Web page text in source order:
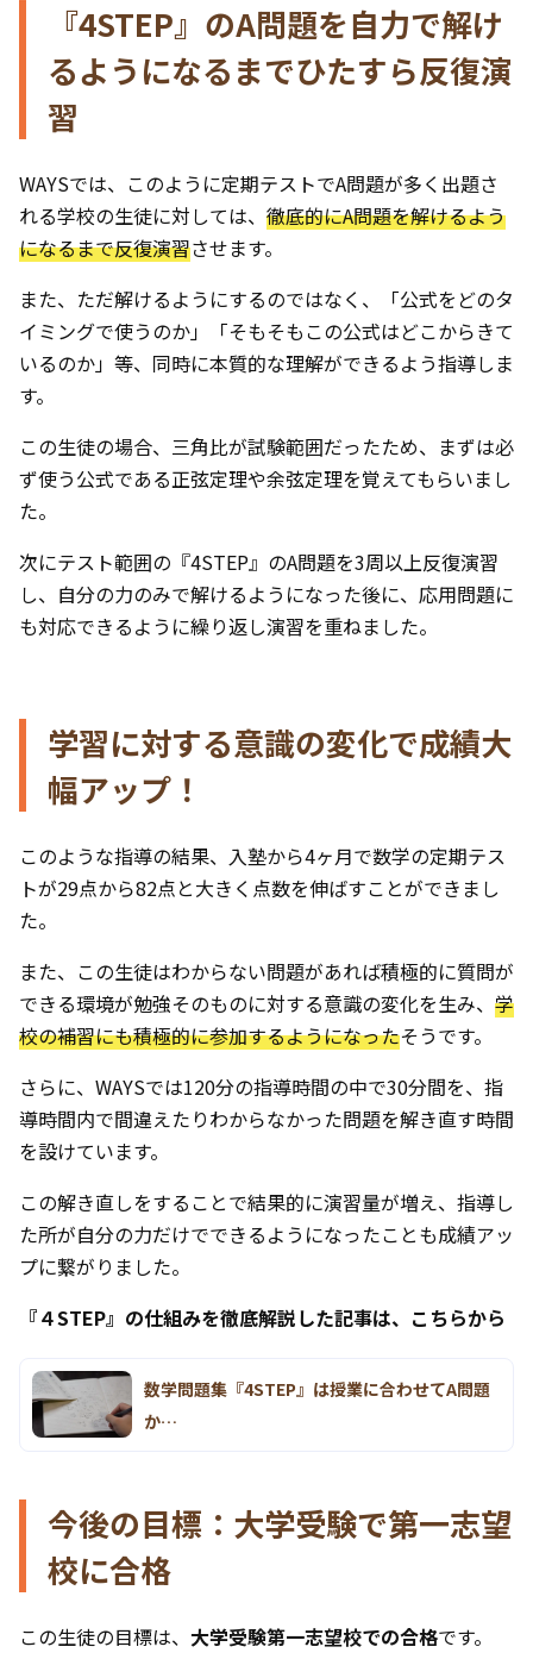
『4STEP』のA問題を自力で解け
るようになるまでひたすら反復演
習
WAYSでは、このように定期テストでA問題が多く出題さ
れる学校の生徒に対しては、 徹底的にA問題を解けるよう
になるまで反復演習させます。
また、ただ解けるようにするのではなく、「公式をどのタ
イミングで使うのか」「そもそもこの公式はどこからきて
いるのか」等、同時に本質的な理解ができるよう指導しま
す。
この生徒の場合、三角比が試験範囲だったため、まずは必
ず使う公式である正弦定理や余弦定理を覚えてもらいまし
た。
次にテスト範囲の『4STEP』のA問題を3周以上反復演習
し、自分の力のみで解けるようになった後に、応用問題に
も対応できるように繰り返し演習を重ねました。
学習に対する意識の変化で成績大
幅アップ！
このような指導の結果、入塾から4ヶ月で数学の定期テス
トが29点から82点と大きく点数を伸ばすことができまし
た。
また、この生徒はわからない問題があれば積極的に質問が
できる環境が勉強そのものに対する意識の変化を生み、 学
校の補習にも積極的に参加するようになったそうです。
さらに、WAYSでは120分の指導時間の中で30分間を、指
導時間内で間違えたりわからなかった問題を解き直す時間
を設けています。
この解き直しをすることで結果的に演習量が増え、指導し
た所が自分の力だけでできるようになったことも成績アッ
プに繋がりました。
『４STEP』の仕組みを徹底解説した記事は、こちらから
数学問題集『4STEP』は授業に合わせてA問題
か…
今後の目標：大学受験で第一志望
校に合格
この生徒の目標は、 大学受験第一志望校での合格です。